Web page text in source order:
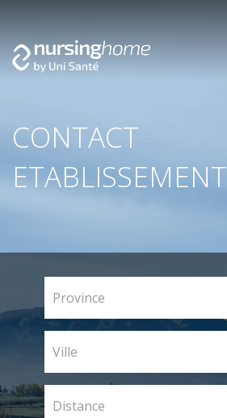
CONTACT
ETABLISSEMENT
Province
Ville
Distance